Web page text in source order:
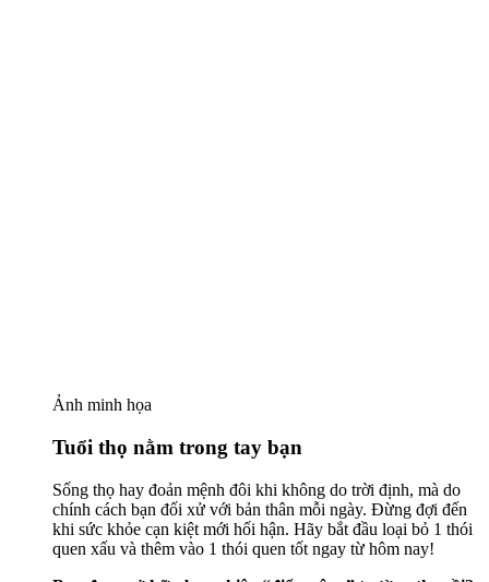
Ảnh minh họa
Tuổi thọ nằm trong tay bạn
Sống thọ hay đoản mệnh đôi khi không do trời định, mà do
chính cách bạn đối xử với bản thân mỗi ngày. Đừng đợi đến
khi sức khỏe cạn kiệt mới hối hận. Hãy bắt đầu loại bỏ 1 thói
quen xấu và thêm vào 1 thói quen tốt ngay từ hôm nay!